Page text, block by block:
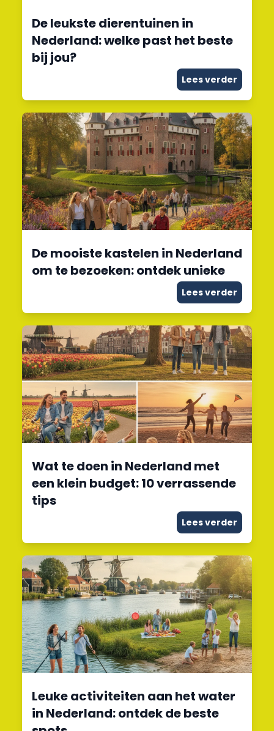
De leukste dierentuinen in
Nederland: welke past het beste
bij jou?
Lees verder
De mooiste kastelen in Nederland
om te bezoeken: ontdek unieke
Lees verder
Wat te doen in Nederland met
een klein budget: 10 verrassende
tips
Lees verder
Leuke activiteiten aan het water
in Nederland: ontdek de beste